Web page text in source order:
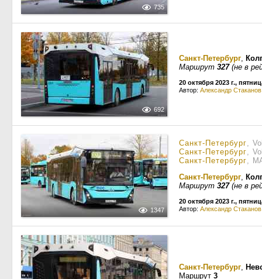
735
692
Санкт-Петербург,
Маршрут 327(не в
20 октября 2023 г.,
Автор: Александр Стаканов
1347
Санкт-Петербург,
Санкт-Петербург,
Санкт-Петербург,
Санкт-Петербург,
Маршрут 327(не в
20 октября 2023 г.,
Автор: Александр Стаканов
Санкт-Петербург,
Маршрут 3